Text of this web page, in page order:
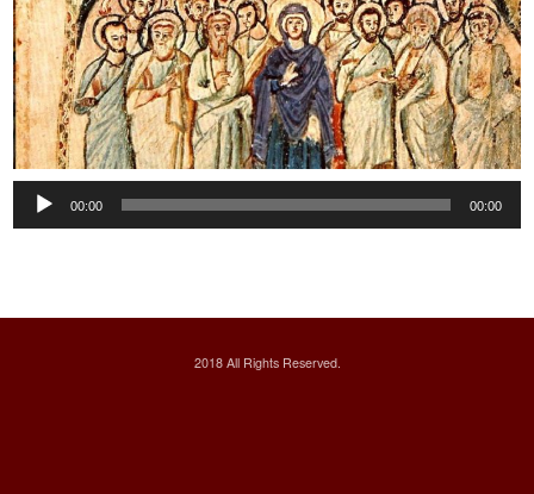
Audio
Player
00:00 00:00
2018 All Rights Reserved.